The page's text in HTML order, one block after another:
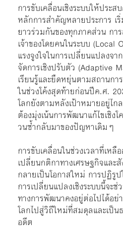
การขับเคลื่อนเชิงระบบให้ประส
หลักการสำคัญหลายประการ เ
ยาวร่วมกันของทุกภาคส่วน กา
เจ้าของโดยคนในระบบ (Local
แรงจูงใจในการเปลี่ยนแปลงจ
จัดการเชิงปรับตัว (Adaptive
เรียนรู้และยืดหยุ่นตามสถานก
ในช่วงโค้งสุดท้ายก่อนปีค.ศ.
โลกยังตามหลังเป้าหมายอยู่ไก
ต้องมุ่งเน้นการพัฒนาแก้ไขเชิงโ
วนซ้ำกลับมาของปัญหาเดิมๆ
การขับเคลื่อนในช่วงเวลาที่เหลื
เปลี่ยนกติกาทางเศรษฐกิจและ
กลายเป็นโอกาสใหม่ การปฏิรูป
การเปลี่ยนแปลงเชิงระบบนี้จะ
ทางการพัฒนาคงอยู่ต่อไปได้อย่
โลกไปสู่วิถีใหม่ที่สมดุลและเป็น
อดีต